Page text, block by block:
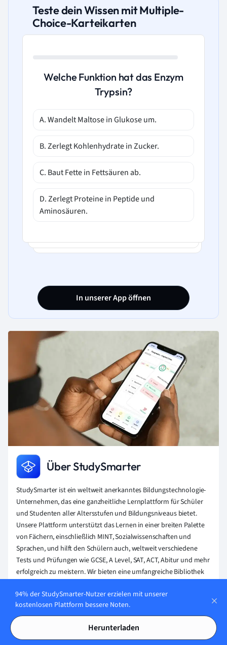
Teste dein Wissen mit Multiple-
Choice-Karteikarten
Welche Funktion hat das Enzym
Trypsin?
A. Wandelt Maltose in Glukose um.
B. Zerlegt Kohlenhydrate in Zucker.
C. Baut Fette in Fettsäuren ab.
D. Zerlegt Proteine in Peptide und
Aminosäuren.
In unserer App öffnen
Über StudySmarter
StudySmarter ist ein weltweit anerkanntes Bildungstechnologie-
Unternehmen, das eine ganzheitliche Lernplattform für Schüler
und Studenten aller Altersstufen und Bildungsniveaus bietet.
Unsere Plattform unterstützt das Lernen in einer breiten Palette
von Fächern, einschließlich MINT, Sozialwissenschaften und
Sprachen, und hilft den Schülern auch, weltweit verschiedene
Tests und Prüfungen wie GCSE, A Level, SAT, ACT, Abitur und mehr
erfolgreich zu meistern. Wir bieten eine umfangreiche Bibliothek
umfassender Lehrbuchlösungen und detaillierter Erklärungen.
Die fortschrittliche Technologie und Werkzeuge, die wir zur
Verfügung stellen, helfen Schülern, ihre eigenen Lernmaterialien
zu erstellen. Die Inhalte von StudySmarter sind nicht nur von
Experten geprüft, sondern werden auch regelmäßig aktualisiert,
94% der StudySmarter-Nutzer erzielen mit unserer
kostenlosen Plattform bessere Noten.
Herunterladen